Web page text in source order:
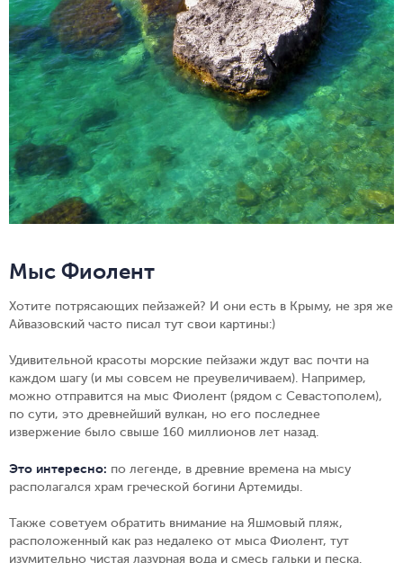
Мыс Фиолент
Хотите потрясающих пейзажей? И они есть в Крыму, не зря же
Айвазовский часто писал тут свои картины:)
Удивительной красоты морские пейзажи ждут вас почти на
каждом шагу (и мы совсем не преувеличиваем). Например,
можно отправится на мыс Фиолент (рядом с Севастополем),
по сути, это древнейший вулкан, но его последнее
извержение было свыше 160 миллионов лет назад.
Это интересно: по легенде, в древние времена на мысу
располагался храм греческой богини Артемиды.
Также советуем обратить внимание на Яшмовый пляж,
расположенный как раз недалеко от мыса Фиолент, тут
изумительно чистая лазурная вода и смесь гальки и песка.